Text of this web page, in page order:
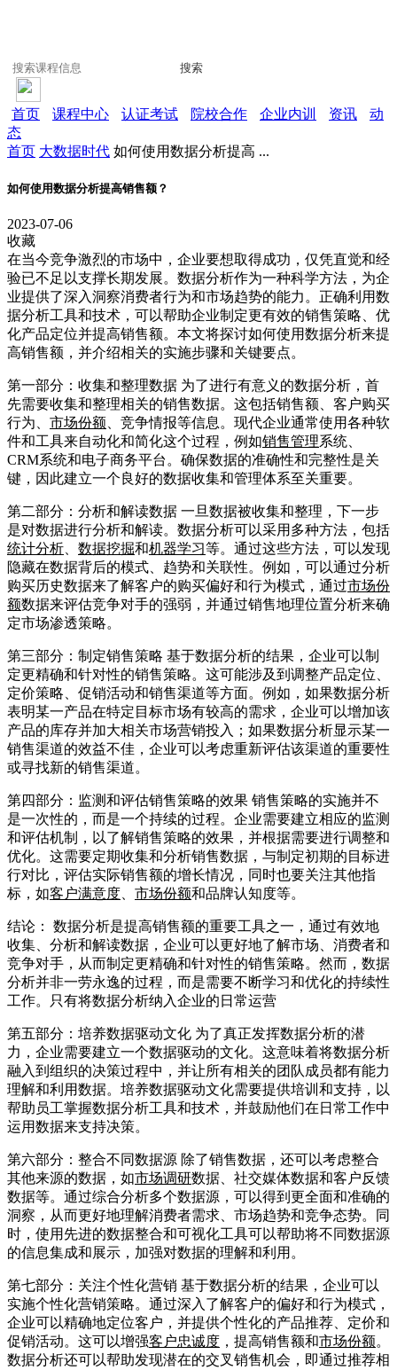
搜索
首页 课程中心 认证考试 院校合作 企业内训 资讯
动
态
首页 大数据时代 如何使用数据分析提高 ...
如何使用数据分析提高销售额？
2023-07-06
收藏
在当今竞争激烈的市场中，企业要想取得成功，仅凭直觉和经
验已不足以支撑长期发展。数据分析作为一种科学方法，为企
业提供了深入洞察消费者行为和市场趋势的能力。正确利用数
据分析工具和技术，可以帮助企业制定更有效的销售策略、优
化产品定位并提高销售额。本文将探讨如何使用数据分析来提
高销售额，并介绍相关的实施步骤和关键要点。
第一部分：收集和整理数据 为了进行有意义的数据分析，首
先需要收集和整理相关的销售数据。这包括销售额、客户购买
行为、 市场份额 、竞争情报等信息。现代企业通常使用各种软
件和工具来自动化和简化这个过程，例如销售管理系统、
CRM系统和电子商务平台。确保数据的准确性和完整性是关
键，因此建立一个良好的数据收集和管理体系至关重要。
第二部分：分析和解读数据 一旦数据被收集和整理，下一步
是对数据进行分析和解读。数据分析可以采用多种方法，包括
统计分析
数据挖掘和机器学习等。通过这些方法，可以发现
隐藏在数据背后的模式、趋势和关联性。例如，可以通过分析
购买历史数据来了解客户的购买偏好和行为模式，通过市场份
额数据来评估竞争对手的强弱，并通过销售地理位置分析来确
定市场渗透策略。
第三部分：制定销售策略 基于数据分析的结果，企业可以制
定更精确和针对性的销售策略。这可能涉及到调整产品定位、
定价策略、促销活动和销售渠道等方面。例如，如果数据分析
表明某一产品在特定目标市场有较高的需求，企业可以增加该
产品的库存并加大相关市场营销投入；如果数据分析显示某一
销售渠道的效益不佳，企业可以考虑重新评估该渠道的重要性
或寻找新的销售渠道。
第四部分：监测和评估销售策略的效果 销售策略的实施并不
是一次性的，而是一个持续的过程。企业需要建立相应的监测
和评估机制，以了解销售策略的效果，并根据需要进行调整和
优化。这需要定期收集和分析销售数据，与制定初期的目标进
行对比，评估实际销售额的增长情况，同时也要关注其他指
标，如客户满意度 市场份额和品牌认知度等。
结论： 数据分析是提高销售额的重要工具之一，通过有效地
收集、分析和解读数据，企业可以更好地了解市场、消费者和
竞争对手，从而制定更精确和针对性的销售策略。然而，数据
分析并非一劳永逸的过程，而是需要不断学习和优化的持续性
工作。只有将数据分析纳入企业的日常运营
第五部分：培养数据驱动文化 为了真正发挥数据分析的潜
力，企业需要建立一个数据驱动的文化。这意味着将数据分析
融入到组织的决策过程中，并让所有相关的团队成员都有能力
理解和利用数据。培养数据驱动文化需要提供培训和支持，以
帮助员工掌握数据分析工具和技术，并鼓励他们在日常工作中
运用数据来支持决策。
第六部分：整合不同数据源 除了销售数据，还可以考虑整合
其他来源的数据，如市场调研数据、社交媒体数据和客户反馈
数据等。通过综合分析多个数据源，可以得到更全面和准确的
洞察，从而更好地理解消费者需求、市场趋势和竞争态势。同
时，使用先进的数据整合和可视化工具可以帮助将不同数据源
的信息集成和展示，加强对数据的理解和利用。
第七部分：关注个性化营销 基于数据分析的结果，企业可以
实施个性化营销策略。通过深入了解客户的偏好和行为模式，
企业可以精确地定位客户，并提供个性化的产品推荐、定价和
促销活动。这可以增强客户忠诚度 ，提高销售额和市场份额。
数据分析还可以帮助发现潜在的交叉销售机会，即通过推荐相